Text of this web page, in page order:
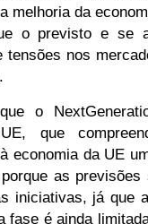
melhoria da
o previsto e se
tensões nos
o
que
economia da UE
as
iniciativas, já que
fase é ainda